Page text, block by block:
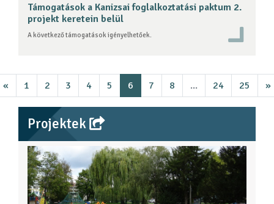
Támogatások a Kanizsai foglalkoztatási paktum 2.
projekt keretein belül
A következő támogatások igényelhetőek.
« 1 2 3 4 5 6 7 8 ... 24 25 »
Projektek